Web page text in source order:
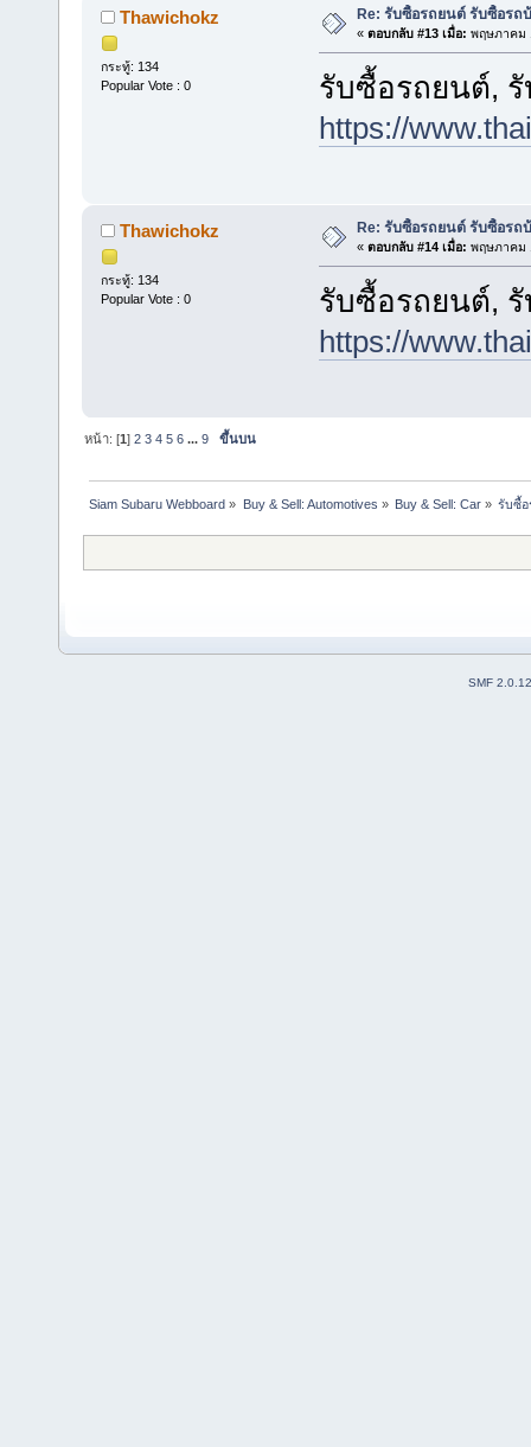
Thawichokz
กระทู้: 134
Popular Vote : 0
Re: รับซื้อรถยนต์ รับซื้อรถ
« ตอบกลับ #13 เมื่อ: พฤษภาคม
รับซื้อรถยนต์,
https://
Thawichokz
กระทู้: 134
Popular Vote : 0
Re: รับซื้อรถยนต์ รับซื้อรถ
« ตอบกลับ #14 เมื่อ: พฤษภาคม
รับซื้อรถยนต์,
https://
หน้า: [1]2 3 4 5 6 ...9 ขึ้นบน
Siam Subaru Webboard » Buy & Sell: Automotives » Buy & Sell: Car» รับซื้อ
SMF 2.0.12